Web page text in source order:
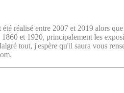
réalisé entre 2007 et 2019 alors
et 1920, principalement les
tout, j'espère qu'il saura vous
.